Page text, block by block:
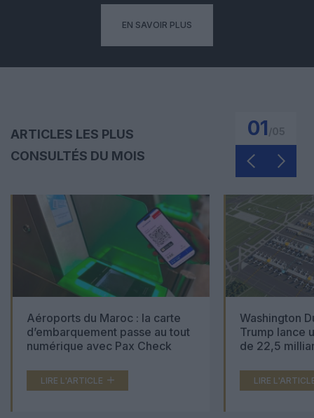
EN SAVOIR PLUS
ARTICLES LES PLUS
CONSULTÉS DU MOIS
01
Aéroports du Maroc : la carte
d’embarquement passe au tout
numérique avec Pax Check
LIRE L'ARTICLE
Washington
Trump lance
de 22,5
LIRE